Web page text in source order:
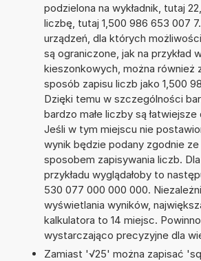
podzielona na wykładnik, tutaj
liczbę, tutaj 1,500 986 653 007
urządzeń, dla których
są ograniczone, jak na przykład
kieszonkowych, można również
sposób zapisu liczb jako 1,500
Dzięki temu w szczególności
bardzo małe liczby są
Jeśli w tym miejscu nie
wynik będzie podany zgodnie
sposobem zapisywania liczb.
przykładu wyglądałoby to
530 077 000 000 000.
wyświetlania wyników,
kalkulatora to 14 miejsc.
wystarczająco precyzyjne dla
Zamiast '√25' można zapisać